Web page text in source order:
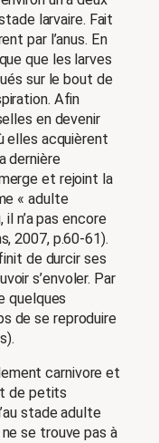
larvaire. Fait
par l’anus. En
que les larves
sur le bout de
Afin
en devenir
elles acquièrent
dernière
et rejoint la
« adulte
n’a pas encore
2007, p.60-61).
de durcir ses
s’envoler. Par
quelques
de se reproduire
carnivore et
de petits
stade adulte
se trouve pas à